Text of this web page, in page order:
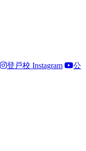
登戸校 Instagram
公